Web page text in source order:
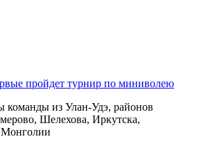
пройдет турнир по миниволею
из Улан‑Удэ, районов
Шелехова, Иркутска,
Монголии